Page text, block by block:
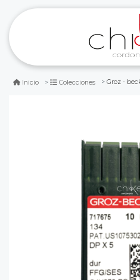
Inicio Colecciones Groz -